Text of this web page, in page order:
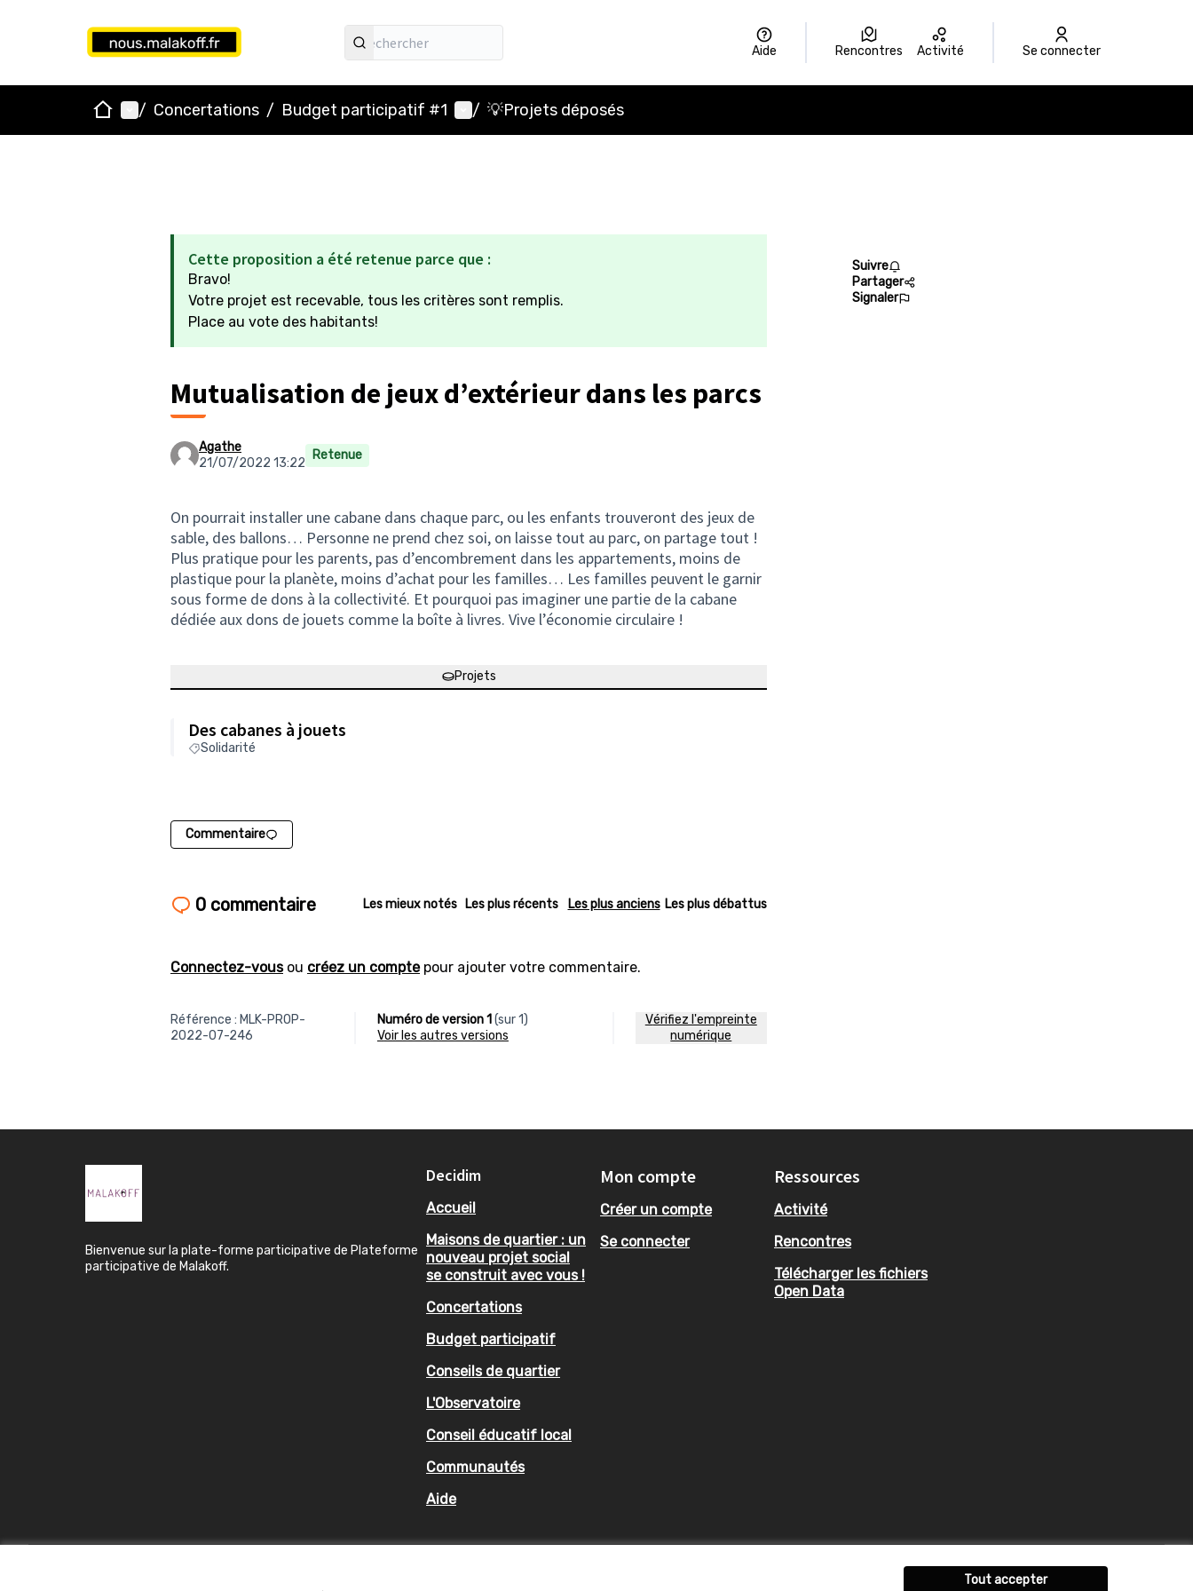
Tout accepter
Aide Rencontres Activité Se connecter
AccueilMenu principal
/ Concertations / Budget participatif #1 Menu utilisateur
/ 💡Projets déposés
Cette proposition a été retenue parce que :
Bravo!
Votre projet est recevable, tous les critères sont remplis.
Place au vote des habitants!
Mutualisation de jeux d’extérieur dans les parcs
Agathe
21/07/2022 13:22
Retenue
On pourrait installer une cabane dans chaque parc, ou les enfants trouveront des jeux de
sable, des ballons… Personne ne prend chez soi, on laisse tout au parc, on partage tout !
Plus pratique pour les parents, pas d’encombrement dans les appartements, moins de
plastique pour la planète, moins d’achat pour les familles… Les familles peuvent le garnir
sous forme de dons à la collectivité. Et pourquoi pas imaginer une partie de la cabane
dédiée aux dons de jouets comme la boîte à livres. Vive l’économie circulaire !
Projets
Des cabanes à jouets
Solidarité
Commentaire
Suivre
Partager
Signaler
0 commentaire Les mieux notés Les plus récents Les plus anciens Les plus débattus
Connectez-vousou créez un comptepour ajouter votre commentaire.
Référence : MLK-PROP-
2022-07-246
Numéro de version 1(sur 1)
voir les autres versions
Vérifiez l'empreinte
numérique
Bienvenue sur la plate-forme participative de Plateforme
participative de Malakoff.
Decidim
Accueil
Maisons de quartier : un
nouveau projet social
se construit avec vous !
Concertations
Budget participatif
Conseils de quartier
L'Observatoire
Conseil éducatif local
Communautés
Aide
Mon compte
Créer un compte
Se connecter
Ressources
Activité
Rencontres
Télécharger les fichiers
Open Data